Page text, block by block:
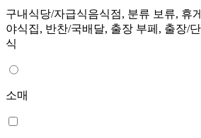
구내식당/자급식음식점, 분류 보류, 휴
야식집, 반찬/국배달, 출장 부페, 출장/
식
소매